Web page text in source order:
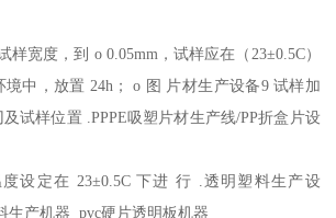
样宽度，到 o 0.05mm，试样应在（23±0.5C）
中，放置 24h； o 图 片材生产设备9 试样加
试样位置 .PPPE吸塑片材生产线/PP折盒片设
度设定在 23±0.5C 下进 行 .透明塑料生产设
生产机器 pvc硬片透明板机器